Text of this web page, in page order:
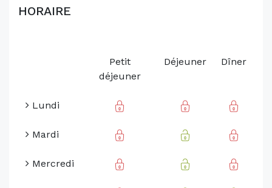
HORAIRE
Petit
déjeuner
Déjeuner Dîner
Lundi
Mardi
Mercredi